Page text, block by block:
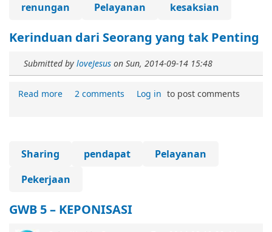
renungan
Pelayanan kesaksian
Kerinduan dari Seorang yang tak Penting
Submitted by loveJesus on Sun, 2014-09-14 15:48
Read more 2 comments Log in to post comments
Sharing pendapat
Pelayanan
Pekerjaan
GWB 5 – KEPONISASI